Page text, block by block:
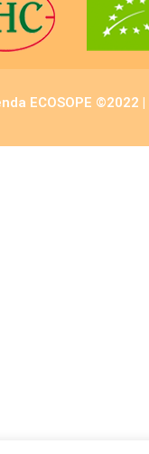
ECOSOPE ©2022 |